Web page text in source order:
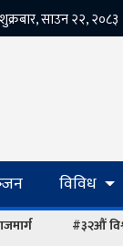
विविध
#३२औं